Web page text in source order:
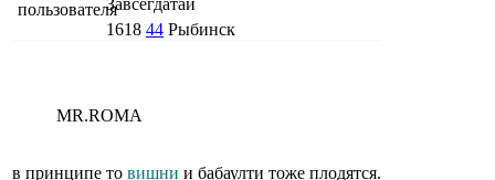
1618 44 Рыбинск
MR.ROMA
в принципе то вишни и бабаулти тоже плодятся.